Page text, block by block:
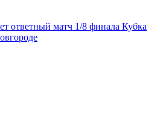
ответный матч 1/8 финала Кубка